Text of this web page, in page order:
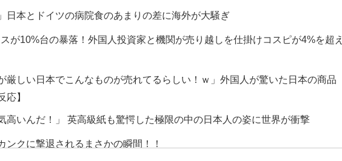
日本とドイツの病院食のあまりの差に海外が大騒ぎ
が10%台の暴落！外国人投資家と機関が売り越しを仕掛けコスピが4%を超え
厳しい日本でこんなものが売れてるらしい！ｗ」外国人が驚いた日本の商品
】
高いんだ！」 英高級紙も驚愕した極限の中の日本人の姿に世界が衝撃
ンクに撃退されるまさかの瞬間！！